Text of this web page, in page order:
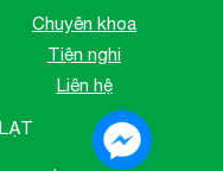
Chuyên khoa
Tiện nghi
Liên hệ